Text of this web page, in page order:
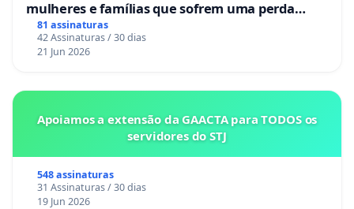
mulheres e famílias que sofrem uma perda
gestacional nos hospitais portugueses
81 assinaturas
42 Assinaturas / 30 dias
21 Jun 2026
Apoiamos a extensão da GAACTA para TODOS os
servidores do STJ
548 assinaturas
31 Assinaturas / 30 dias
19 Jun 2026